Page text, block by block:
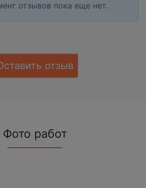
отзывов пока еще нет.
отзыв
Фото работ